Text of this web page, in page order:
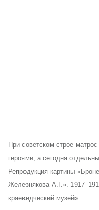
При советском строе
героями, а сегодня
Репродукция картины
Железнякова А.Г.».
краеведческий музей»